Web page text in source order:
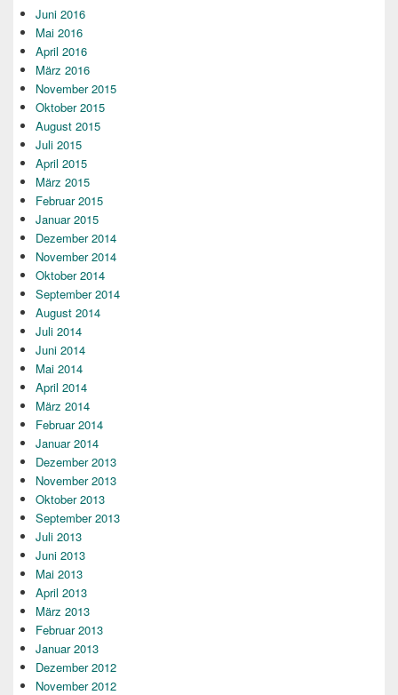
Juni 2016
Mai 2016
April 2016
März 2016
November 2015
Oktober 2015
August 2015
Juli 2015
April 2015
März 2015
Februar 2015
Januar 2015
Dezember 2014
November 2014
Oktober 2014
September 2014
August 2014
Juli 2014
Juni 2014
Mai 2014
April 2014
März 2014
Februar 2014
Januar 2014
Dezember 2013
November 2013
Oktober 2013
September 2013
Juli 2013
Juni 2013
Mai 2013
April 2013
März 2013
Februar 2013
Januar 2013
Dezember 2012
November 2012